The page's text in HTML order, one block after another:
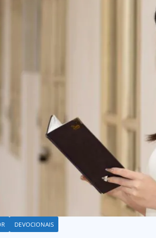
DEVOCIONAIS